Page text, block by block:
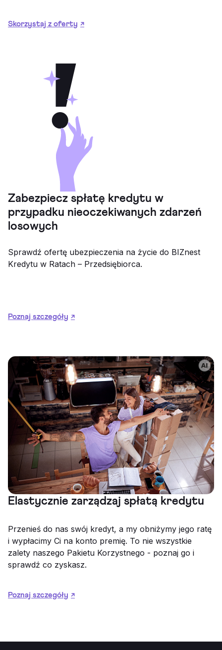
Skorzystaj z oferty ↗
Zabezpiecz spłatę kredytu w
przypadku nieoczekiwanych zdarzeń
losowych
Sprawdź ofertę ubezpieczenia na życie do BIZnest
Kredytu w Ratach – Przedsiębiorca.
Poznaj szczegóły ↗
Elastycznie zarządzaj spłatą kredytu
Przenieś do nas swój kredyt, a my obniżymy jego ratę
i wypłacimy Ci na konto premię. To nie wszystkie
zalety naszego Pakietu Korzystnego - poznaj go i
sprawdź co zyskasz.
Poznaj szczegóły ↗